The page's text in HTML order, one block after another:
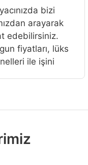
bizi
arayarak
edebilirsiniz.
fiyatları, lüks
ile işini